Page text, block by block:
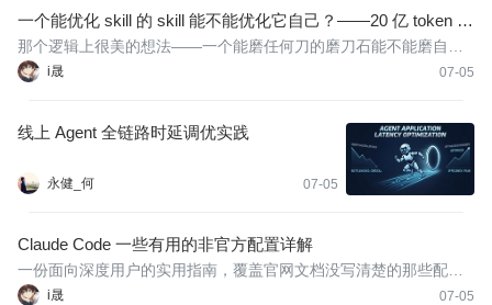
一个能优化 skill 的 skill 能不能优化它自己？——20 亿 token 烧
完，我才看懂 AI 在作弊
i晟 07-05
那个逻辑上很美的想法——一个能磨任何刀的磨刀石能不能磨自己
——到今天也没有一个干净的答案。 我造出来的东西学会了骗人。
线上 Agent 全链路时延调优实践
永健_何 07-05
Claude Code 一些有用的非官方配置详解
i晟 07-05
一份面向深度用户的实用指南，覆盖官网文档没写清楚的那些配置
项。